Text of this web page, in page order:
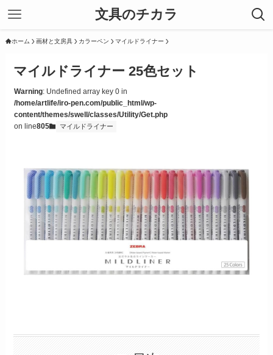
文具のチカラ
ホーム 画材と文房具 カラーペン マイルドライナー
マイルドライナー 25色セット
Warning: Undefined array key 0 in
/home/artlife/iro-pen.com/public_html/wp-
content/themes/swell/classes/Utility/Get.php
on line805 マイルドライナー